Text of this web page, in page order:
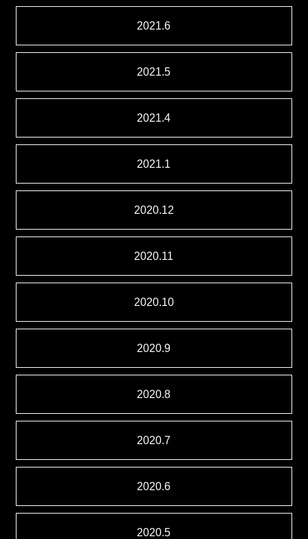
2021.6
2021.5
2021.4
2021.1
2020.12
2020.11
2020.10
2020.9
2020.8
2020.7
2020.6
2020.5